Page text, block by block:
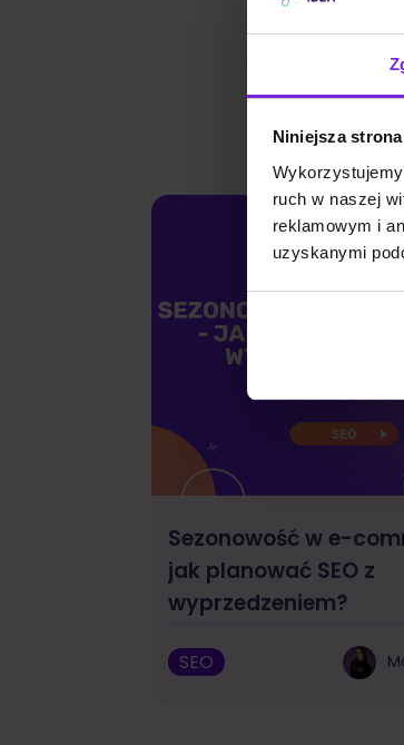
Niniejsza
ruch w naszej
reklamowym i
uzyskanymi
Sezonowość w e-
jak planować SEO z
wyprzedzeniem?
SEO